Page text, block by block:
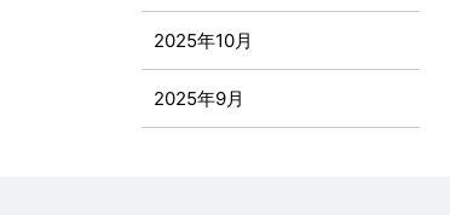
2025年10月
2025年9月